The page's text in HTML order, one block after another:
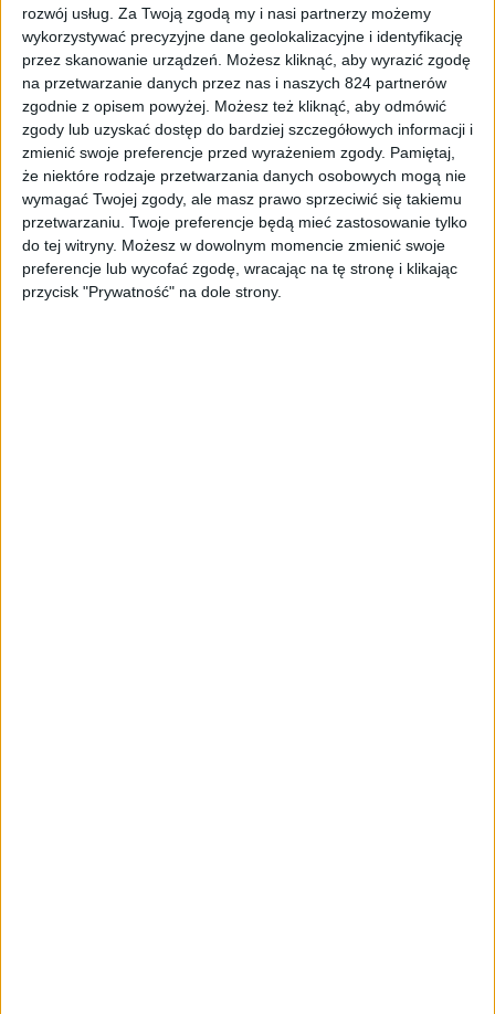
rozwój usług. Za Twoją zgodą my i nasi partnerzy możemy
wykorzystywać precyzyjne dane geolokalizacyjne i identyfikację
przez skanowanie urządzeń. Możesz kliknąć, aby wyrazić zgodę
na przetwarzanie danych przez nas i naszych 824 partnerów
zgodnie z opisem powyżej. Możesz też kliknąć, aby odmówić
zgody lub uzyskać dostęp do bardziej szczegółowych informacji i
zmienić swoje preferencje przed wyrażeniem zgody. Pamiętaj,
że niektóre rodzaje przetwarzania danych osobowych mogą nie
wymagać Twojej zgody, ale masz prawo sprzeciwić się takiemu
przetwarzaniu. Twoje preferencje będą mieć zastosowanie tylko
do tej witryny. Możesz w dowolnym momencie zmienić swoje
preferencje lub wycofać zgodę, wracając na tę stronę i klikając
przycisk "Prywatność" na dole strony.
HTC Ocean Note. Czy tym razem HTC się
uda?